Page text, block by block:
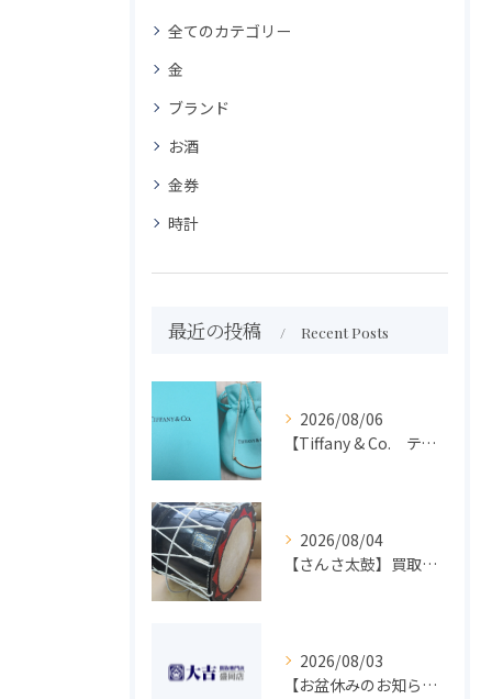
全てのカテゴリー
金
ブランド
お酒
金券
時計
最近の投稿 Recent Posts
2026/08/06
【Tiffany & Co. ティファニー】買取 大吉盛岡店 アクセサリー買取しました！！
2026/08/04
【さんさ太鼓】買取 大吉盛岡店 楽器 買取します！！
2026/08/03
【お盆休みのお知らせ】買取専門 大吉 盛岡店